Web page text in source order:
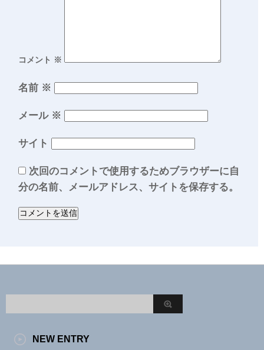
コメント ※
名前 ※
メール ※
サイト
次回のコメントで使用するためブラウザーに自
分の名前、メールアドレス、サイトを保存する。
NEW ENTRY